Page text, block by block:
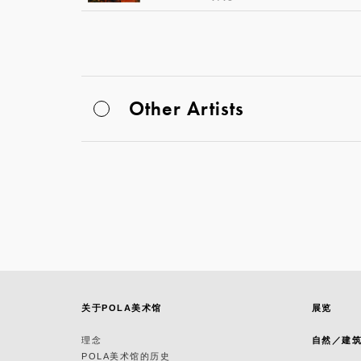
Other Artists
关于POLA美术馆
理念
POLA美术馆的历史
展览
自然／建筑